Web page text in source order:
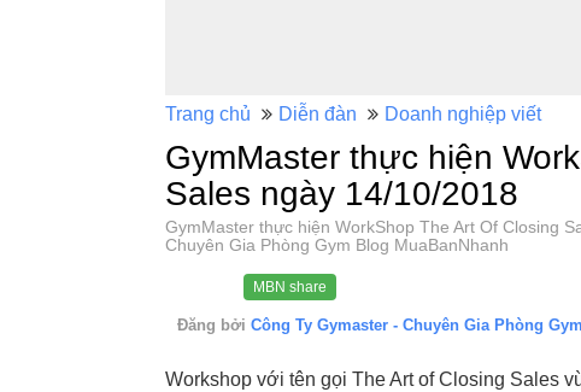
Trang chủ Diễn đàn Doanh nghiệp viết
GymMaster thực hiện
Sales ngày 14/10/2018
GymMaster thực hiện WorkShop The Art Of Closing
Chuyên Gia Phòng Gym Blog MuaBanNhanh
MBN share
Đăng bởi Công Ty Gymaster - Chuyên Gia Phòng Gym
Workshop với tên gọi The Art of Closing Sales